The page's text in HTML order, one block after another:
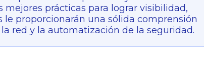
mejores prácticas para lograr visibilidad,
proporcionarán una sólida comprensión
red y la automatización de la seguridad.